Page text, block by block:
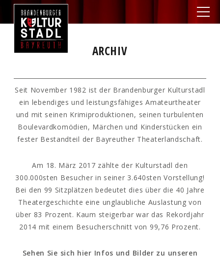
ARCHIV
Seit November 1982 ist der Brandenburger Kulturstadl
ein lebendiges und leistungsfähiges Amateurtheater
und mit seinen Krimiproduktionen, seinen turbulenten
Boulevardkomödien, Märchen und Kinderstücken ein
fester Bestandteil der Bayreuther Theaterlandschaft.
Am 18. März 2017 zählte der Kulturstadl den
300.000sten Besucher in seiner 3.640sten Vorstellung!
Bei den 99 Sitzplätzen bedeutet dies über die 40 Jahre
Theatergeschichte eine unglaubliche Auslastung von
über 83 Prozent. Kaum steigerbar war das Rekordjahr
2014 mit einem Besucherschnitt von 99,76 Prozent.
Sehen Sie sich hier Infos und Bilder zu unseren